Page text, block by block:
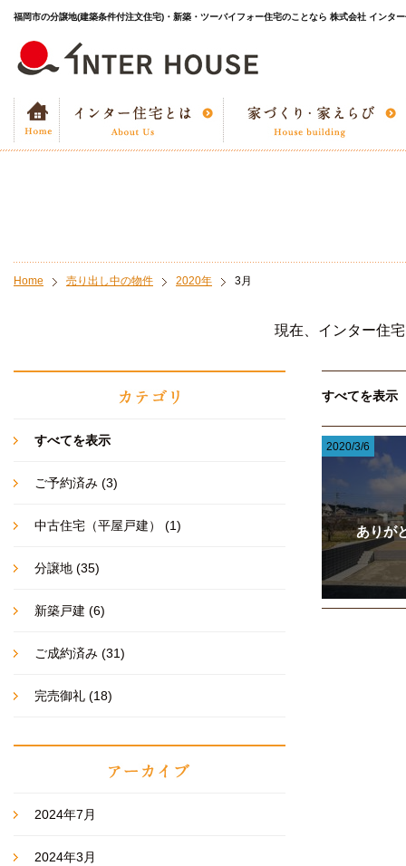
福岡市の分譲地(建築条件付注文住宅)・新築・ツーバイフォー住宅のことなら 株式会社 インタ
Home 売り出し中の物件 2020年 3月
現在、インター住
すべてを表示
ご予約済み (3)
中古住宅（平屋戸建） (1)
分譲地 (35)
新築戸建 (6)
ご成約済み (31)
完売御礼 (18)
2024年7月
2024年3月
すべてを表示
ありが
2020/3/6